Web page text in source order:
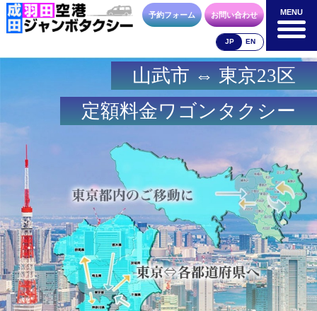
MENU
料金表
羽田空港
料金表
空港送迎以外
料金表
車種・荷物 お支払方法 合流方法
お問合せ 予約フォーム
予約フォーム お問い合わせ
JP EN
MENU
山武市 ⇔ 東京23区
定額料金ワゴンタクシー